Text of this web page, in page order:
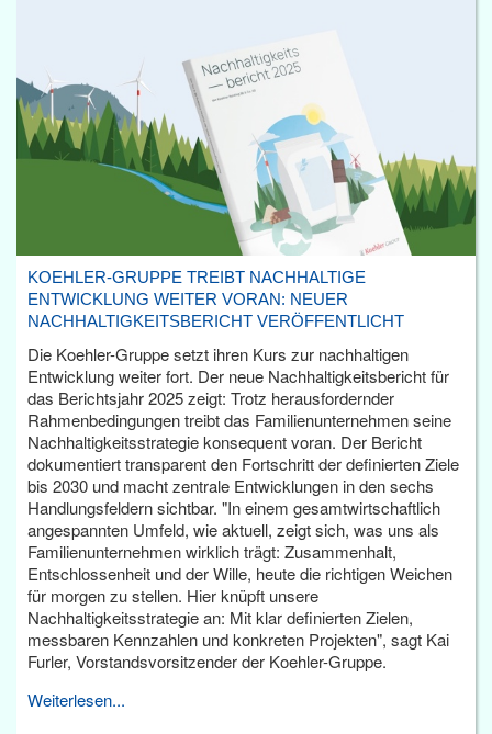
KOEHLER-GRUPPE TREIBT NACHHALTIGE
ENTWICKLUNG WEITER VORAN: NEUER
NACHHALTIGKEITSBERICHT VERÖFFENTLICHT
Die Koehler-Gruppe setzt ihren Kurs zur nachhaltigen
Entwicklung weiter fort. Der neue Nachhaltigkeitsbericht für
das Berichtsjahr 2025 zeigt: Trotz herausfordernder
Rahmenbedingungen treibt das Familienunternehmen seine
Nachhaltigkeitsstrategie konsequent voran. Der Bericht
dokumentiert transparent den Fortschritt der definierten Ziele
bis 2030 und macht zentrale Entwicklungen in den sechs
Handlungsfeldern sichtbar. "In einem gesamtwirtschaftlich
angespannten Umfeld, wie aktuell, zeigt sich, was uns als
Familienunternehmen wirklich trägt: Zusammenhalt,
Entschlossenheit und der Wille, heute die richtigen Weichen
für morgen zu stellen. Hier knüpft unsere
Nachhaltigkeitsstrategie an: Mit klar definierten Zielen,
messbaren Kennzahlen und konkreten Projekten", sagt Kai
Furler, Vorstandsvorsitzender der Koehler-Gruppe.
Weiterlesen...